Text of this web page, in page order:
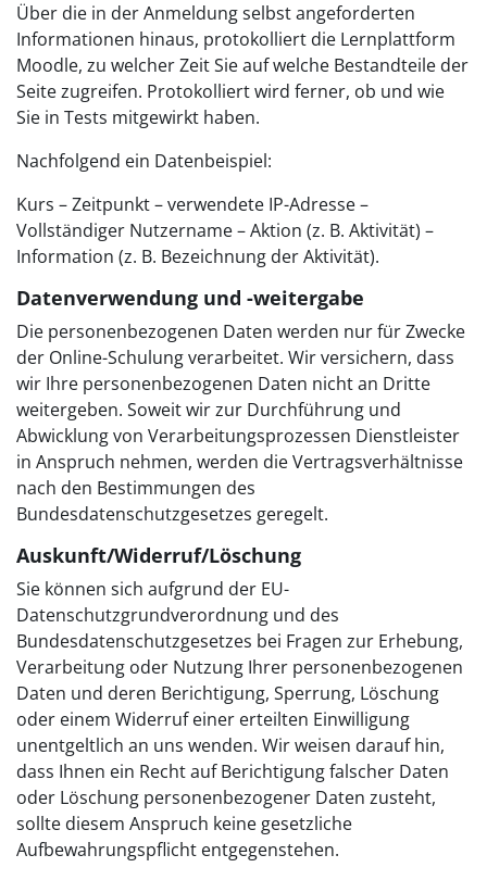
Über die in der Anmeldung selbst angeforderten
Informationen hinaus, protokolliert die Lernplattform
Moodle, zu welcher Zeit Sie auf welche Bestandteile der
Seite zugreifen. Protokolliert wird ferner, ob und wie
Sie in Tests mitgewirkt haben.
Nachfolgend ein Datenbeispiel:
Kurs – Zeitpunkt – verwendete IP-Adresse –
Vollständiger Nutzername – Aktion (z. B. Aktivität) –
Information (z. B. Bezeichnung der Aktivität).
Datenverwendung und -weitergabe
Die personenbezogenen Daten werden nur für Zwecke
der Online-Schulung verarbeitet. Wir versichern, dass
wir Ihre personenbezogenen Daten nicht an Dritte
weitergeben. Soweit wir zur Durchführung und
Abwicklung von Verarbeitungsprozessen Dienstleister
in Anspruch nehmen, werden die Vertragsverhältnisse
nach den Bestimmungen des
Bundesdatenschutzgesetzes geregelt.
Auskunft/Widerruf/Löschung
Sie können sich aufgrund der EU-
Datenschutzgrundverordnung und des
Bundesdatenschutzgesetzes bei Fragen zur Erhebung,
Verarbeitung oder Nutzung Ihrer personenbezogenen
Daten und deren Berichtigung, Sperrung, Löschung
oder einem Widerruf einer erteilten Einwilligung
unentgeltlich an uns wenden. Wir weisen darauf hin,
dass Ihnen ein Recht auf Berichtigung falscher Daten
oder Löschung personenbezogener Daten zusteht,
sollte diesem Anspruch keine gesetzliche
Aufbewahrungspflicht entgegenstehen.